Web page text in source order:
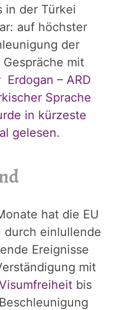
in der Türkei
auf höchster
der
mit
Erdogan – ARD
Sprache
in kürzeste
gelesen.
hat die EU
durch einlullende
Ereignisse
mit
bis